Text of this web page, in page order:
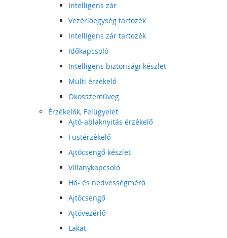
Intelligens zár
Vezérlőegység tartozék
Intelligens zár tartozék
Időkapcsoló
Intelligens biztonsági készlet
Multi érzékelő
Okosszemüveg
Érzékelők, Felügyelet
Ajtó-ablaknyitás érzékelő
Füstérzékelő
Ajtócsengő készlet
Villanykapcsoló
Hő- és nedvességmérő
Ajtócsengő
Ajtóvezérlő
Lakat